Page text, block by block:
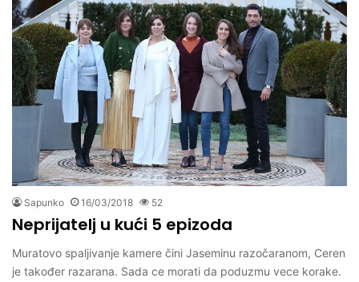
Sapunko 16/03/2018 52
Neprijatelj u kući 5 epizoda
Muratovo spaljivanje kamere čini Jaseminu razočaranom, Ceren
je također razarana. Sada ce morati da poduzmu vece korake.